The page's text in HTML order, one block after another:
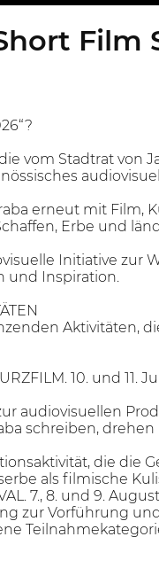
Film
vom Stadtrat von
erneut mit
Erbe und
Initiative
und Inspiration.
Aktivitäten,
10. und 11.
audiovisuellen
schreiben,
die die
als filmische
7., 8. und 9.
zur Vorführung